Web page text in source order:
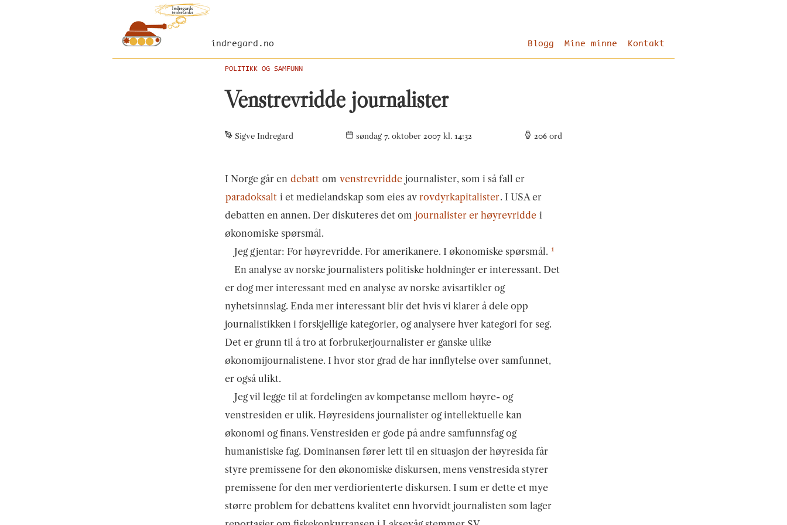
indregard.no Blogg Mine minne Kontakt
POLITIKK OG SAMFUNN
Venstrevridde journalister
Sigve Indregard søndag 7. oktober 2007 kl. 14:32 206ord
I Norge går en debatt om venstrevridde journalister, som i så fall er
paradoksalt i et medielandskap som eies av rovdyrkapitalister. I USA er
debatten en annen. Der diskuteres det om journalister er høyrevridde i
økonomiske spørsmål.
Jeg gjentar: For høyrevridde. For amerikanere. I økonomiske spørsmål. 1
En analyse av norske journalisters politiske holdninger er interessant. Det
er dog mer interessant med en analyse av norske avisartikler og
nyhetsinnslag. Enda mer interessant blir det hvis vi klarer å dele opp
journalistikken i forskjellige kategorier, og analysere hver kategori for seg.
Det er grunn til å tro at forbrukerjournalister er ganske ulike
økonomijournalistene. I hvor stor grad de har innflytelse over samfunnet,
er også ulikt.
Jeg vil legge til at fordelingen av kompetanse mellom høyre- og
venstresiden er ulik. Høyresidens journalister og intellektuelle kan
økonomi og finans. Venstresiden er gode på andre samfunnsfag og
humanistiske fag. Dominansen fører lett til en situasjon der høyresida får
styre premissene for den økonomiske diskursen, mens venstresida styrer
premissene for den mer verdiorienterte diskursen. I sum er dette et mye
større problem for debattens kvalitet enn hvorvidt journalisten som lager